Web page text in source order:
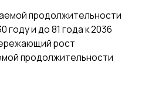
продолжительности
году и до 81 года к 2036
рост
продолжительности